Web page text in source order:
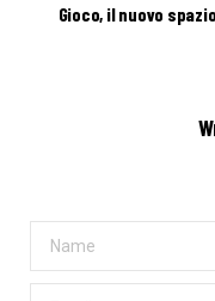
Gioco, il nuovo